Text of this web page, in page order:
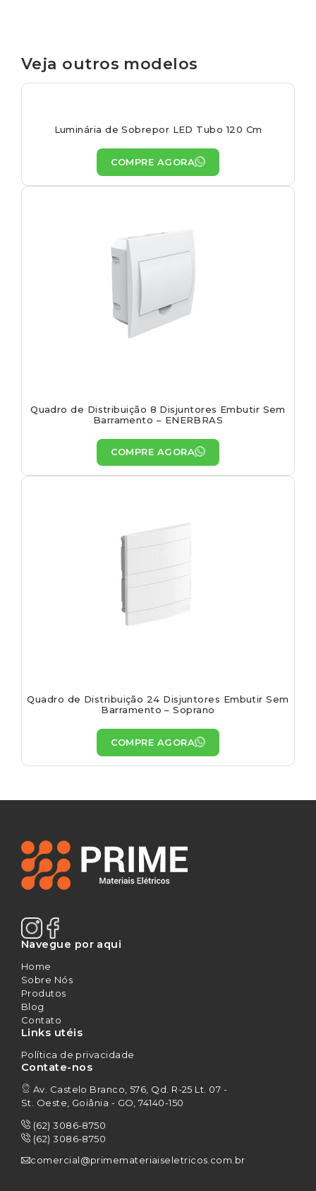
Veja outros modelos
Luminária de Sobrepor LED Tubo 120 Cm
COMPRE AGORA
Quadro de Distribuição 8 Disjuntores Embutir Sem
Barramento – ENERBRAS
COMPRE AGORA
Quadro de Distribuição 24 Disjuntores Embutir Sem
Barramento – Soprano
COMPRE AGORA
Navegue por aqui
Home
Sobre Nós
Produtos
Blog
Contato
Links utéis
Política de privacidade
Contate-nos
Av. Castelo Branco, 576, Qd. R-25 Lt. 07 -
St. Oeste, Goiânia - GO, 74140-150
(62) 3086-8750
(62) 3086-8750
comercial@primemateriaiseletricos.com.br